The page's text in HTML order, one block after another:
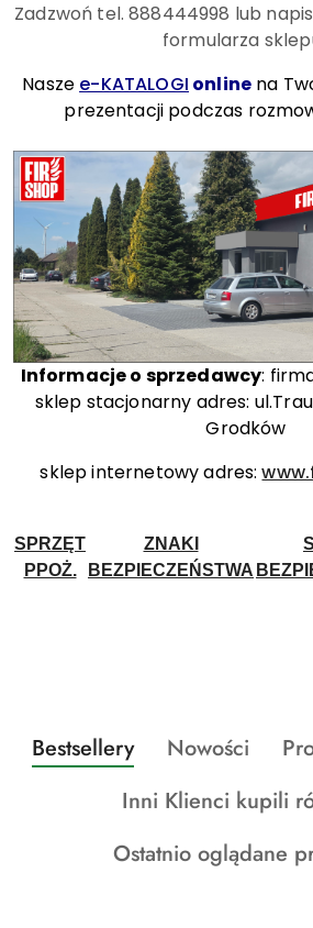
Zadzwoń tel. 888444998 lub
formularza
Nasze e-KATALOGI online na
prezentacji podczas
Informacje o sprzedawcy:
sklep stacjonarny adres:
Grodków
sklep internetowy adres:
SPRZĘT
PPOŻ.
ZNAKI
BEZPIECZEŃSTWA
Pomiń karuzelę produktów
Produkty
o
Bestsellery
Produkty
statusie:
Nowości
Produkty
statusie:
Inni Klienci kupili
Produkty
Ostatnio oglądane